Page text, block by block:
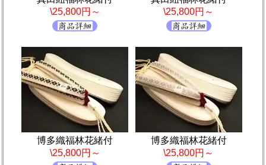
\25,800円～
\25,800円～
博多織福林花緒付
\25,800円～
博多織福林花緒付
\25,800円～